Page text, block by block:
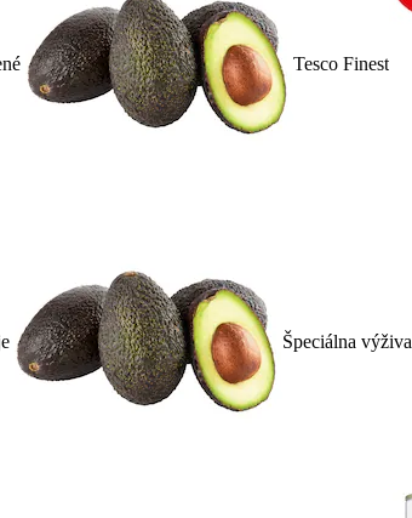
Tesco Finest
Špeciálna výživa